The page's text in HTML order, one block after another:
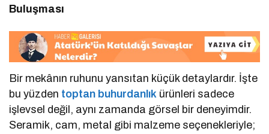
Buluşması
Bir mekânın ruhunu yansıtan küçük detaylardır. İşte
bu yüzden toptan buhurdanlık ürünleri sadece
işlevsel değil, aynı zamanda görsel bir deneyimdir.
Seramik, cam, metal gibi malzeme seçenekleriyle;